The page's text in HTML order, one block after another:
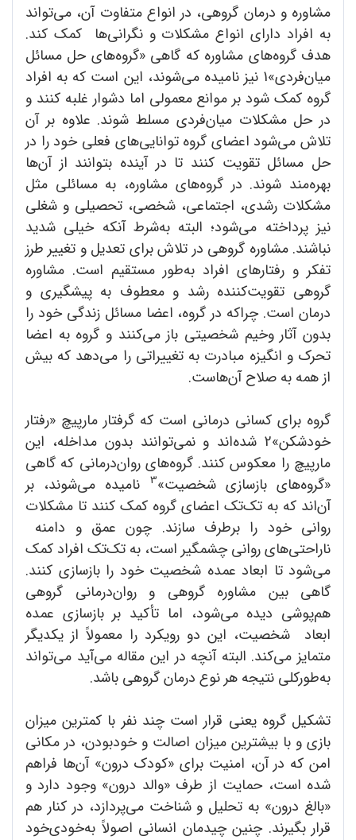
مشاوره و درمان گروهی، در انواع متفاوت آن، می‌تواند
به افراد دارای انواع مشکلات و نگرانی‌ها کمک کند.
هدف گروه‌های مشاوره که گاهی «گروه‌های حل مسائل
میان‌فردی»1 نیز نامیده می‌شوند، این است که به افراد
گروه کمک شود بر موانع معمولی اما دشوار غلبه کنند و
در حل مشکلات میان‌فردی مسلط شوند. علاوه بر آن
تلاش می‌شود اعضای گروه توانایی‌های فعلی خود را در
حل مسائل تقویت کنند تا در آینده بتوانند از آن‌ها
بهره‌مند شوند. در گروه‌های مشاوره، به مسائلی مثل
مشکلات رشدی، اجتماعی، شخصی، تحصیلی و شغلی
نیز پرداخته می‌شود؛ البته به‌شرط آنکه خیلی شدید
نباشند. مشاوره گروهی در تلاش برای تعدیل و تغییر طرز
تفکر و رفتارهای افراد به‌طور مستقیم است. مشاوره
گروهی تقویت‌کننده رشد و معطوف به پیشگیری و
درمان است. چراکه در گروه، اعضا مسائل زندگی خود را
بدون آثار وخیم شخصیتی باز می‌کنند و گروه به اعضا
تحرک و انگیزه مبادرت به تغییراتی را می‌دهد که بیش
از همه به صلاح آن‌هاست.
گروه برای کسانی درمانی است که گرفتار مارپیچ «رفتار
خودشکن»2 شده‌اند و نمی‌توانند بدون مداخله، این
مارپیچ را معکوس کنند. گروه‌های روان‌درمانی که گاهی
«گروه‌های بازسازی شخصیت»3
نامیده می‌شوند، بر
آن‌اند که به تک‌تک اعضای گروه کمک کنند تا مشکلات
روانی خود را برطرف سازند. چون عمق و دامنه
ناراحتی‌های روانی چشمگیر است، به تک‌تک افراد کمک
می‌شود تا ابعاد عمده شخصیت خود را بازسازی کنند.
گاهی بین مشاوره گروهی و روان‌درمانی گروهی
هم‌پوشی دیده می‌شود، اما تأکید بر بازسازی عمده
ابعاد شخصیت، این دو رویکرد را معمولاً از یکدیگر
متمایز می‌کند. البته آنچه در این مقاله می‌آید می‌تواند
به‌طورکلی نتیجه هر نوع درمان گروهی باشد.
تشکیل گروه یعنی قرار است چند نفر با کمترین میزان
بازی و با بیشترین میزان اصالت و خودبودن، در مکانی
امن که در آن، امنیت برای «کودک درون» آن‌ها فراهم
شده است، حمایت از طرف «والد درون» وجود دارد و
«بالغ درون» به تحلیل و شناخت می‌پردازد، در کنار هم
قرار بگیرند. چنین چیدمان انسانی اصولاً به‌خودی‌خود